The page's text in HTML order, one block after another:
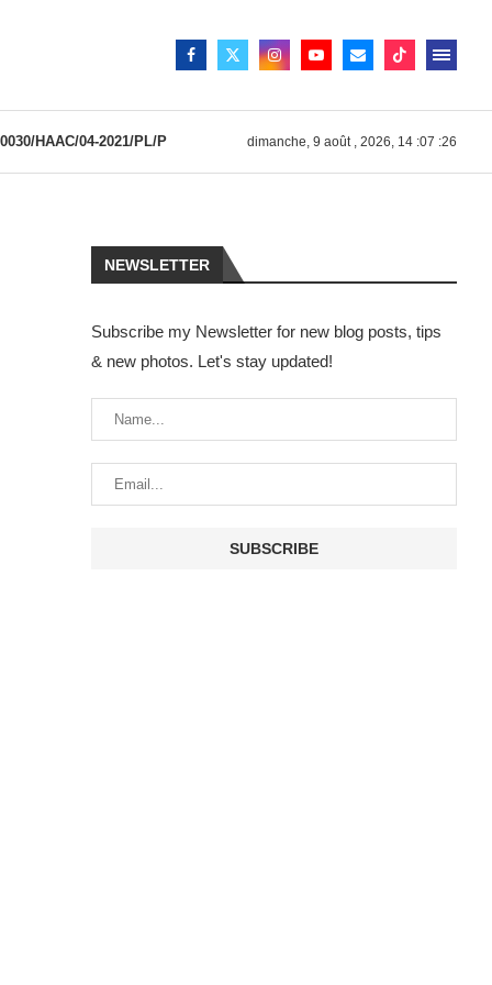
HAAC/04-2021/PL/P dimanche, 9 août , 2026, 14 :07 :26
NEWSLETTER
Subscribe my Newsletter for new blog posts, tips
& new photos. Let's stay updated!